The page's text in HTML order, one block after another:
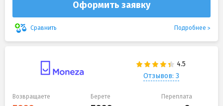
Оформить заявку
Сравнить Подробнее
Отзывов: 3
Возвращаете Берете Переплата